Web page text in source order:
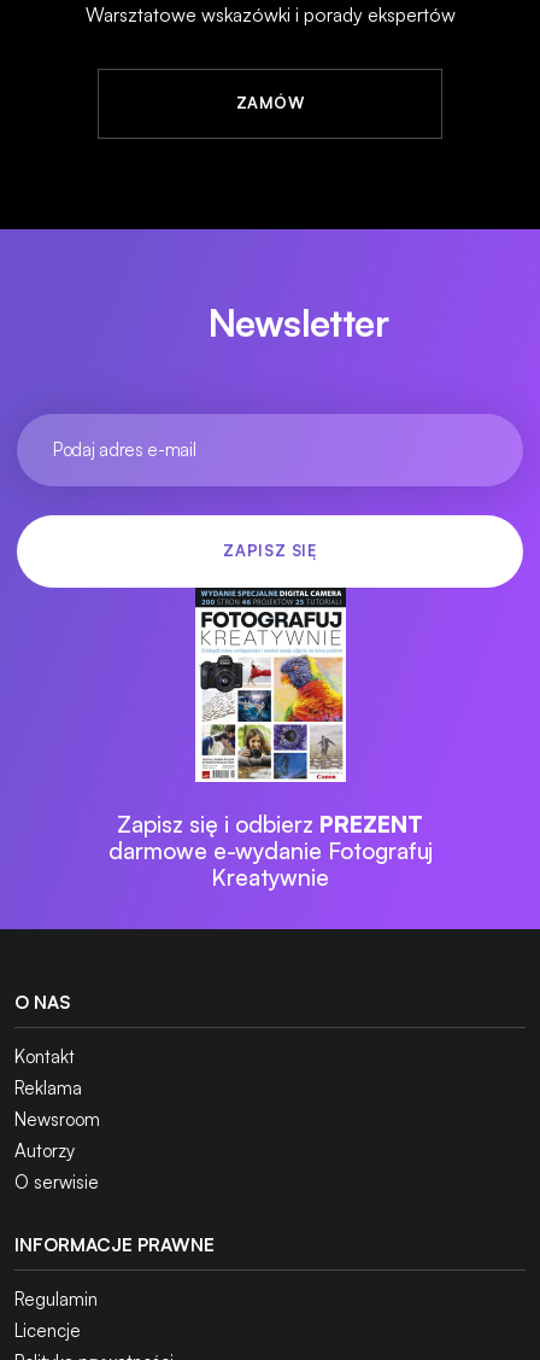
Warsztatowe wskazówki i porady ekspertów
ZAMÓW
Newsletter
Zapisz się i odbierz PREZENT
darmowe e-wydanie Fotografuj
Kreatywnie
O NAS
Kontakt
Reklama
Newsroom
Autorzy
O serwisie
INFORMACJE PRAWNE
Regulamin
Licencje